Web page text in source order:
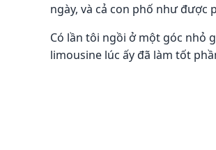
ngày, và cả con phố như được
Có lần tôi ngồi ở một góc nhỏ
limousine lúc ấy đã làm tốt